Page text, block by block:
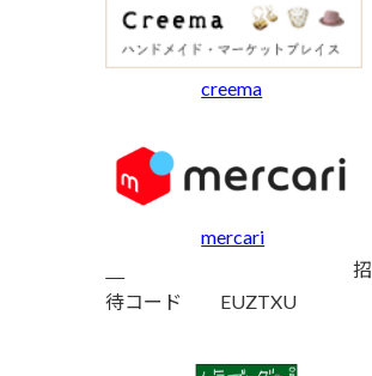
creema
mercari
招
待コード EUZTXU